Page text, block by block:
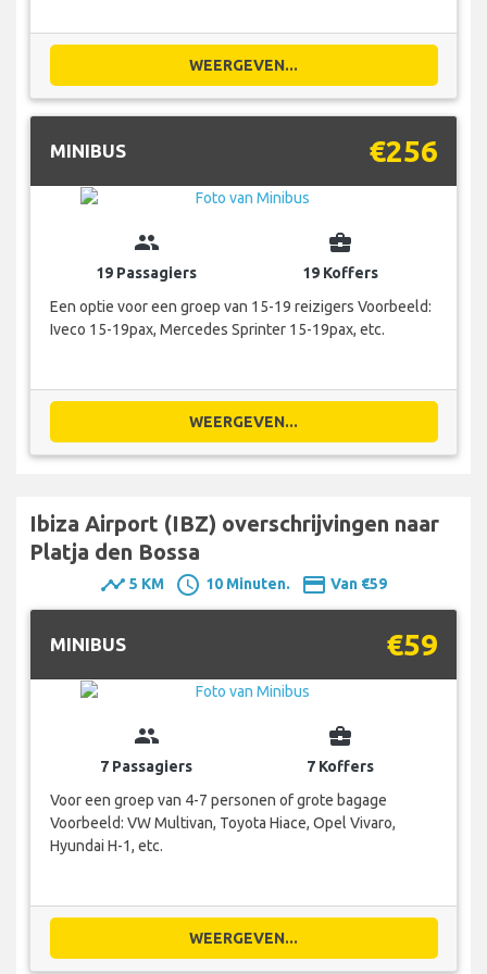
WEERGEVEN...
MINIBUS €256
group
19 Passagiers
business_center
19 Koffers
Een optie voor een groep van 15-19 reizigers Voorbeeld:
Iveco 15-19pax, Mercedes Sprinter 15-19pax, etc.
WEERGEVEN...
Ibiza Airport (IBZ) overschrijvingen naar
Platja den Bossa
timeline 5 KM schedule 10 Minuten. payment Van €59
MINIBUS €59
group
7 Passagiers
business_center
7 Koffers
Voor een groep van 4-7 personen of grote bagage
Voorbeeld: VW Multivan, Toyota Hiace, Opel Vivaro,
Hyundai H-1, etc.
WEERGEVEN...